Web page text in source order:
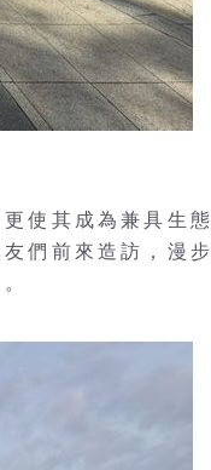
使其成為兼具生態
們前來造訪，漫步